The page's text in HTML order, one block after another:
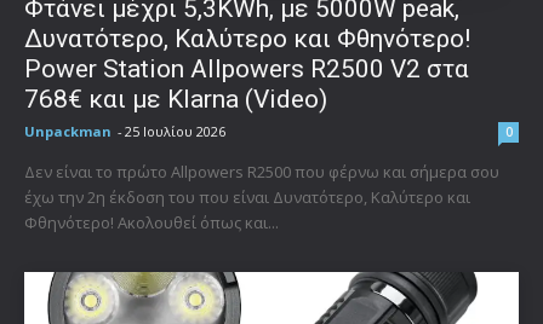
Φτάνει μέχρι 5,3KWh, με 5000W peak,
Δυνατότερο, Καλύτερο και Φθηνότερο!
Power Station Allpowers R2500 V2 στα
768€ και με Klarna (Video)
Unpackman - 25 Ιουλίου 2026 0
Δεν είναι το πρώτο Allpowers R2500 που φέρνω και σήμερα σου
έχω την 2η έκδοση του που είναι Δυνατότερο, Καλύτερο και
Φθηνότερο! Ακολουθεί όπως και...